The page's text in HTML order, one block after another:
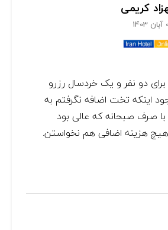
کریمی
دو نفر و یک خردسال رزرو
اینکه تخت اضافه نگرفتم به
با صرف صبحانه که عالی بود
هزینه اضافی هم نخواستن.